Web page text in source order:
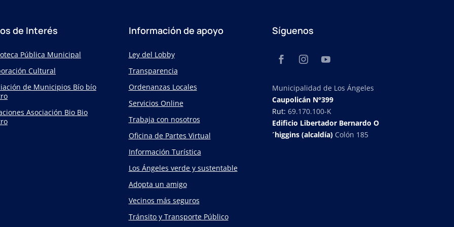
de Interés
Pública Municipal
Cultural
de Municipios Bío bío
Asociación Bio Bio
Información de apoyo
Ley del Lobby
Transparencia
Ordenanzas Locales
Servicios Online
Trabaja con nosotros
Oficina de Partes Virtual
Información Turística
Los Ángeles verde y sustentable
Adopta un amigo
Vecinos más seguros
Tránsito y Transporte Público
Síguenos
Municipalidad de Los Ángeles
Caupolicán N°399
Rut:69.170.100-K
Edificio Libertador Bernardo O
´higgins (alcaldía) Colón 185